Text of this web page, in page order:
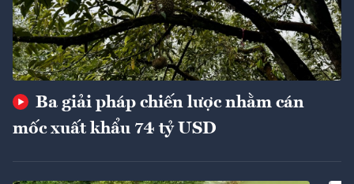
Ba giải pháp chiến lược nhằm cán
mốc xuất khẩu 74 tỷ USD